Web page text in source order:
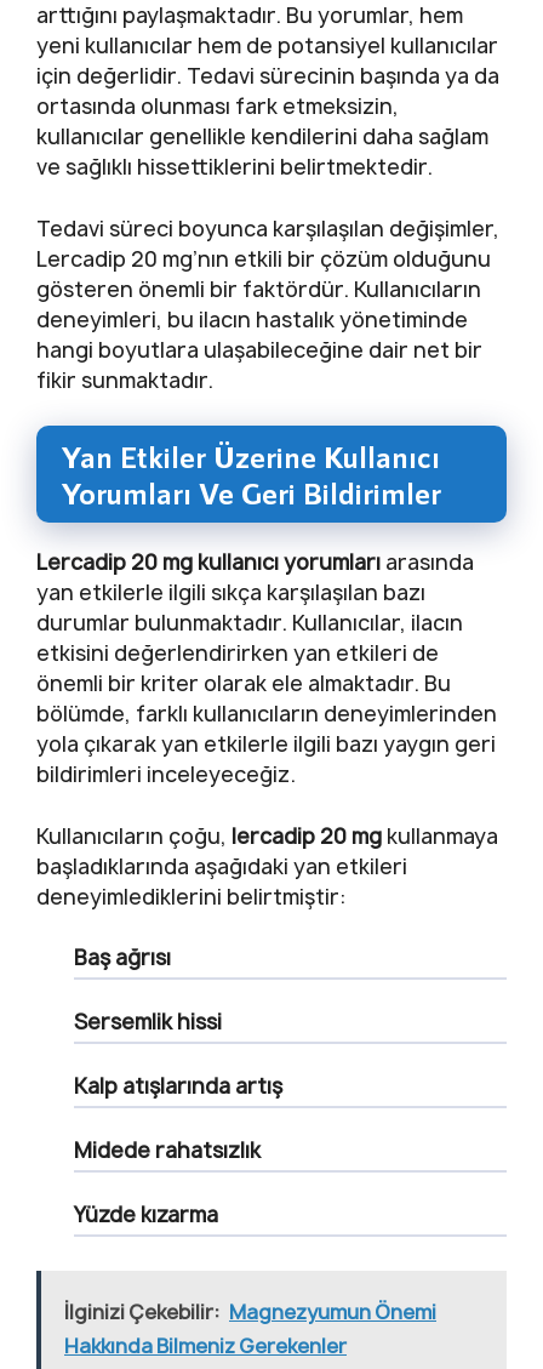
arttığını paylaşmaktadır. Bu yorumlar, hem
yeni kullanıcılar hem de potansiyel kullanıcılar
için değerlidir. Tedavi sürecinin başında ya da
ortasında olunması fark etmeksizin,
kullanıcılar genellikle kendilerini daha sağlam
ve sağlıklı hissettiklerini belirtmektedir.
Tedavi süreci boyunca karşılaşılan değişimler,
Lercadip 20 mg’nın etkili bir çözüm olduğunu
gösteren önemli bir faktördür. Kullanıcıların
deneyimleri, bu ilacın hastalık yönetiminde
hangi boyutlara ulaşabileceğine dair net bir
fikir sunmaktadır.
Yan Etkiler Üzerine Kullanıcı
Yorumları Ve Geri Bildirimler
Lercadip 20 mg kullanıcı yorumları arasında
yan etkilerle ilgili sıkça karşılaşılan bazı
durumlar bulunmaktadır. Kullanıcılar, ilacın
etkisini değerlendirirken yan etkileri de
önemli bir kriter olarak ele almaktadır. Bu
bölümde, farklı kullanıcıların deneyimlerinden
yola çıkarak yan etkilerle ilgili bazı yaygın geri
bildirimleri inceleyeceğiz.
Kullanıcıların çoğu, lercadip 20 mg kullanmaya
başladıklarında aşağıdaki yan etkileri
deneyimlediklerini belirtmiştir:
Baş ağrısı
Sersemlik hissi
Kalp atışlarında artış
Midede rahatsızlık
Yüzde kızarma
İlginizi Çekebilir: Magnezyumun Önemi
Hakkında Bilmeniz Gerekenler